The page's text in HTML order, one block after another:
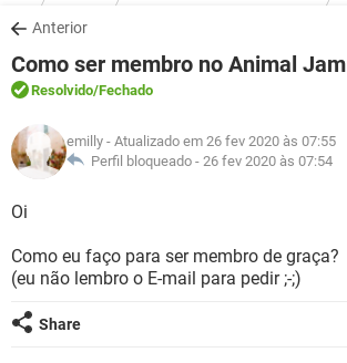
OUTLOOK
INSTAGRAM GMAIL
GUIA DE COMPRAS
JOGOS WHATSAPP
OUTLOOK
INSTAGRAM
GUIA DE COMPRAS
DOWNLOADS
JOGOS WHATSAPP
CELULAR
OUTLOOK EXCEL
INSTAGRAM
GUIA DE COMPRAS
FÓRUM
JOGOS
CELULAR FACEBOOK
GUIA DE COMPRAS
GLOSSÁRIO
JOGOS
CELULAR
OUTLOOK EXCEL
GMAIL
GUIA DE COMPRAS
Anterior
Como ser membro no Animal Jam
Resolvido/Fechado
emilly - Atualizado em 26 fev 2020 às 07:55
Perfil bloqueado - 26 fev 2020 às 07:54
Oi
Como eu faço para ser membro de graça?
(eu não lembro o E-mail para pedir ;-;)
Share